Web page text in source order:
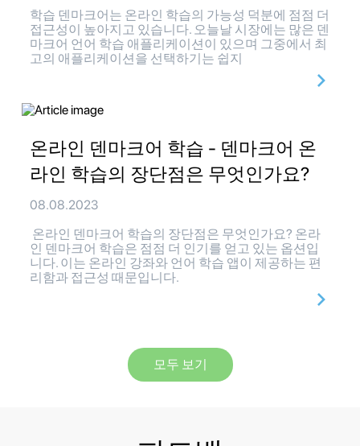
학습 덴마크어는 온라인 학습의 가능성 덕분에 점점 더
접근성이 높아지고 있습니다. 오늘날 시장에는 많은 덴
마크어 언어 학습 애플리케이션이 있으며 그중에서 최
고의 애플리케이션을 선택하기는 쉽지
온라인 덴마크어 학습 - 덴마크어 온
라인 학습의 장단점은 무엇인가요?
08.08.2023
온라인 덴마크어 학습의 장단점은 무엇인가요? 온라
인 덴마크어 학습은 점점 더 인기를 얻고 있는 옵션입
니다. 이는 온라인 강좌와 언어 학습 앱이 제공하는 편
리함과 접근성 때문입니다.
모두 보기